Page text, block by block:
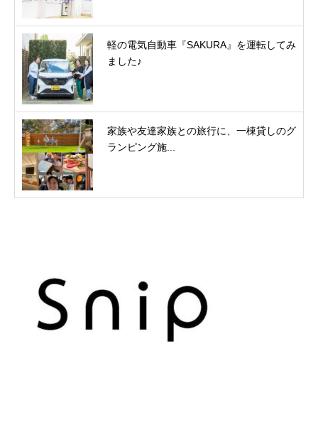
軽の電気自動車『SAKURA』を運転してみ
ました♪
家族や友達家族との旅行に、一棟貸しのグ
ランピング施...